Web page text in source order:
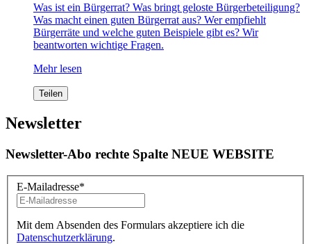
Was ist ein Bürgerrat? Was bringt geloste Bürgerbeteiligung?
Was macht einen guten Bürgerrat aus? Wer empfiehlt
Bürgerräte und welche guten Beispiele gibt es? Wir
beantworten wichtige Fragen.
Mehr lesen
Teilen
Newsletter
Newsletter-Abo rechte Spalte NEUE WEBSITE
E-Mailadresse*
Mit dem Absenden des Formulars akzeptiere ich die
Datenschutzerklärung.